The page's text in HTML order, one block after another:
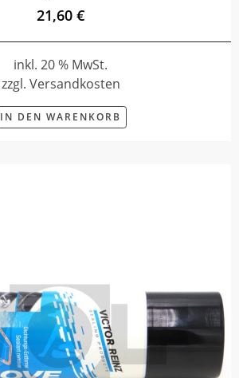
21,60 €
inkl. 20 % MwSt.
zzgl. Versandkosten
IN DEN WARENKORB